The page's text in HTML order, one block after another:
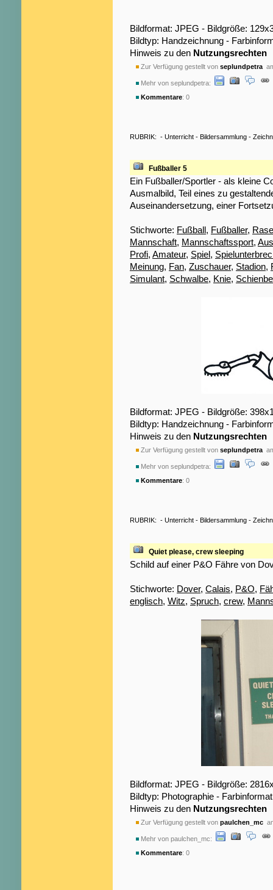
Bildformat: JPEG - Bildgröße:
Bildtyp: Handzeichnung -
Hinweis zu den Nutzungsrechten
Zur Verfügung gestellt von seplundpetra
Mehr von seplundpetra:
Kommentare: 0
RUBRIK: - Unterricht - Bildersammlung -
Fußballer 5
Ein Fußballer/Sportler - als kleine
Ausmalbild, Teil eines zu
Auseinandersetzung, einer
Stichworte: Fußball, Fußballer,
Mannschaft, Mannschaftssport,
Profi, Amateur, Spiel,
Meinung, Fan, Zuschauer, Stadion,
Simulant, Schwalbe, Knie,
Bildformat: JPEG - Bildgröße:
Bildtyp: Handzeichnung -
Hinweis zu den Nutzungsrechten
Zur Verfügung gestellt von seplundpetra
Mehr von seplundpetra:
Kommentare: 0
RUBRIK: - Unterricht - Bildersammlung -
Quiet please, crew sleeping
Schild auf einer P&O Fähre von
Stichworte: Dover, Calais, P&O,
englisch, Witz, Spruch, crew,
Bildformat: JPEG - Bildgröße:
Bildtyp: Photographie -
Hinweis zu den Nutzungsrechten
Zur Verfügung gestellt von paulchen_mc
Mehr von paulchen_mc:
Kommentare: 0